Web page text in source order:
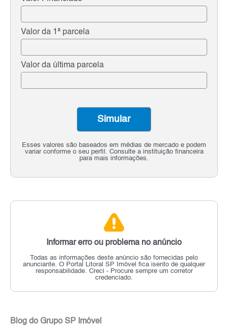
Valor da 1ª parcela
Valor da última parcela
Esses valores são baseados em médias de mercado e podem
variar conforme o seu perfil. Consulte a instituição financeira
para mais informações.
Simular
Informar erro ou problema no anúncio
Todas as informações deste anúncio são fornecidas pelo
anunciante. O Portal Litoral SP Imóvel fica isento de qualquer
responsabilidade. Creci - Procure sempre um corretor
credenciado.
Blog do Grupo SP Imóvel